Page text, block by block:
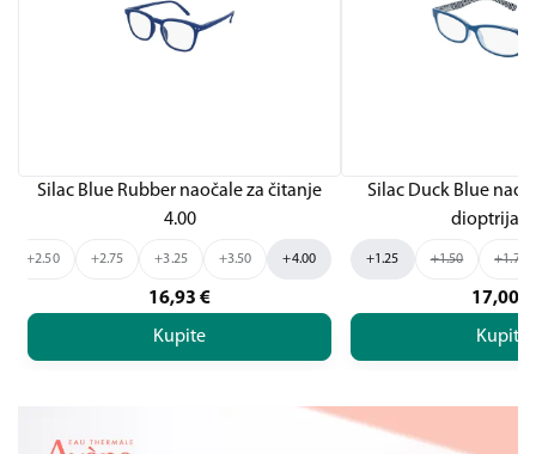
Silac Blue Rubber naočale za čitanje
4.00
+2.50 +2.75 +3.25 +3.50 +4.00
16,93 €
Kupite
Silac Duck Blue
dioptrija
+1.25 +1.50 +1.75
17,00
Kupite